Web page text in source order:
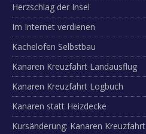
Herzschlag der Insel
Im Internet verdienen
Kachelofen Selbstbau
Kanaren Kreuzfahrt Landausflug
Kanaren Kreuzfahrt Logbuch
Kanaren statt Heizdecke
Kursänderung: Kanaren Kreuzfahrt